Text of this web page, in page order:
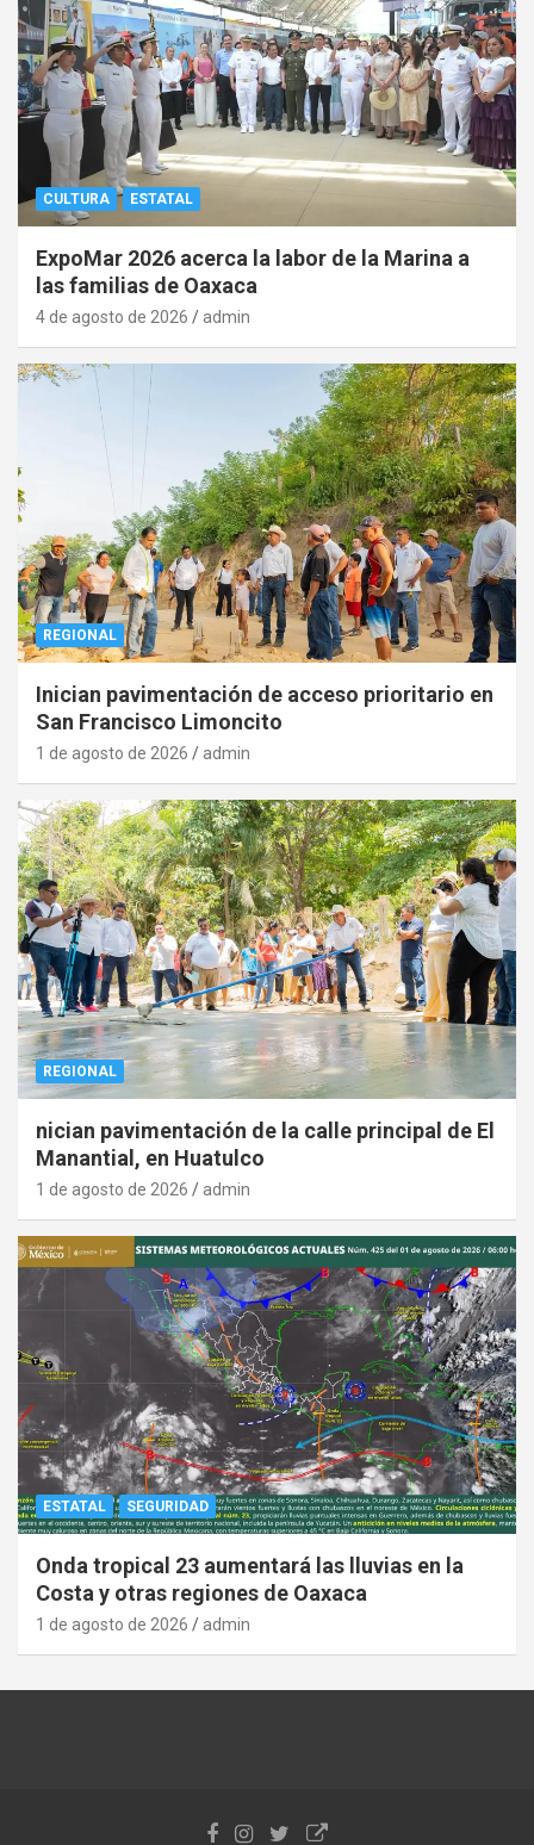
CULTURA ESTATAL
ExpoMar 2026 acerca la labor de la Marina a
las familias de Oaxaca
4 de agosto de 2026 admin
REGIONAL
Inician pavimentación de acceso prioritario en
San Francisco Limoncito
1 de agosto de 2026 admin
REGIONAL
nician pavimentación de la calle principal de El
Manantial, en Huatulco
1 de agosto de 2026 admin
ESTATAL SEGURIDAD
Onda tropical 23 aumentará las lluvias en la
Costa y otras regiones de Oaxaca
1 de agosto de 2026 admin